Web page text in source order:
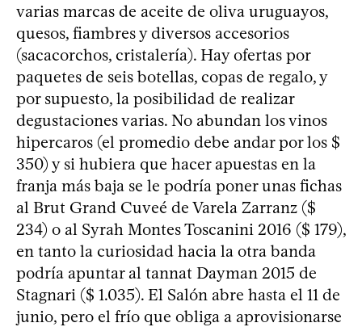
varias marcas de aceite de oliva uruguayos,
quesos, fiambres y diversos accesorios
(sacacorchos, cristalería). Hay ofertas por
paquetes de seis botellas, copas de regalo, y
por supuesto, la posibilidad de realizar
degustaciones varias. No abundan los vinos
hipercaros (el promedio debe andar por los $
350) y si hubiera que hacer apuestas en la
franja más baja se le podría poner unas fichas
al Brut Grand Cuveé de Varela Zarranz ($
234) o al Syrah Montes Toscanini 2016 ($ 179),
en tanto la curiosidad hacia la otra banda
podría apuntar al tannat Dayman 2015 de
Stagnari ($ 1.035). El Salón abre hasta el 11 de
junio, pero el frío que obliga a aprovisionarse